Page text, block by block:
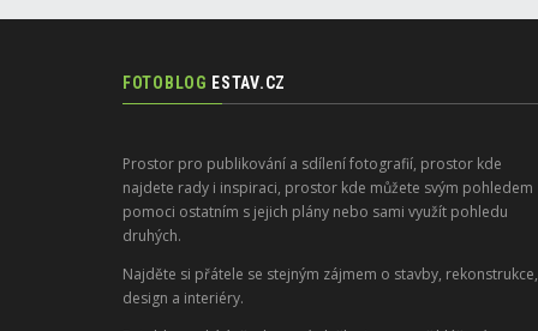
FOTOBLOG ESTAV.CZ
Prostor pro publikování a sdílení fotografií, prostor kde
najdete rady i inspiraci, prostor kde můžete svým pohledem
pomoci ostatním s jejich plány nebo sami využít pohledu
druhých.
Najděte si přátele se stejným zájmem o stavby, rekonstrukce,
design a interiéry.